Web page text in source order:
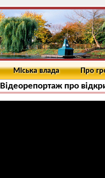
Міська влада Про
Відеорепортаж про